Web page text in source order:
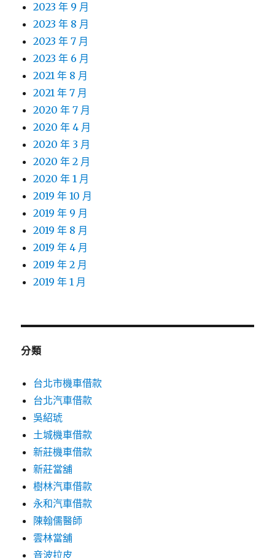
2023 年 9 月
2023 年 8 月
2023 年 7 月
2023 年 6 月
2021 年 8 月
2021 年 7 月
2020 年 7 月
2020 年 4 月
2020 年 3 月
2020 年 2 月
2020 年 1 月
2019 年 10 月
2019 年 9 月
2019 年 8 月
2019 年 4 月
2019 年 2 月
2019 年 1 月
分類
台北市機車借款
台北汽車借款
吳紹琥
土城機車借款
新莊機車借款
新莊當舖
樹林汽車借款
永和汽車借款
陳翰儒醫師
雲林當舖
音波拉皮